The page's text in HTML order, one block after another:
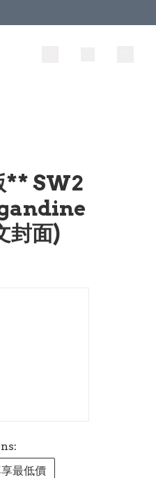
** SW2
封面)
最低價